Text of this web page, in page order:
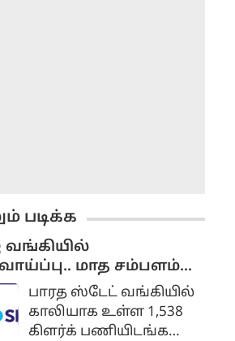
படிக்க
வங்கியில்
மாத சம்பளம்
வரை...
எப்படி? முழு
பாரத ஸ்டேட் வங்கியில்
காலியாக உள்ள 1,538
கிளர்க் பணியிடங்களை